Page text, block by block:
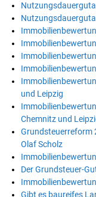
und Leipzig
Chemnitz und
Grundsteuerreform
Olaf Scholz
Der Grundsteuer-
Gibt es baureifes